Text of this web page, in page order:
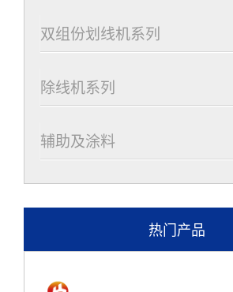
双组份划线机系列
除线机系列
辅助及涂料
热门产品